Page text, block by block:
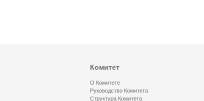
Комитет
О Комитете
Руководство Комитета
Структура Комитета